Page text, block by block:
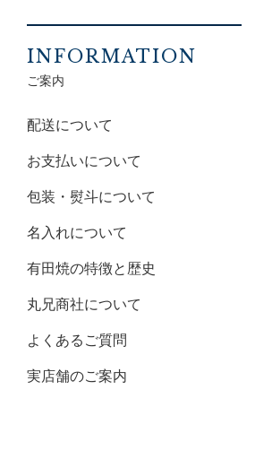
INFORMATION
ご案内
配送について
お支払いについて
包装・熨斗について
名入れについて
有田焼の特徴と歴史
丸兄商社について
よくあるご質問
実店舗のご案内